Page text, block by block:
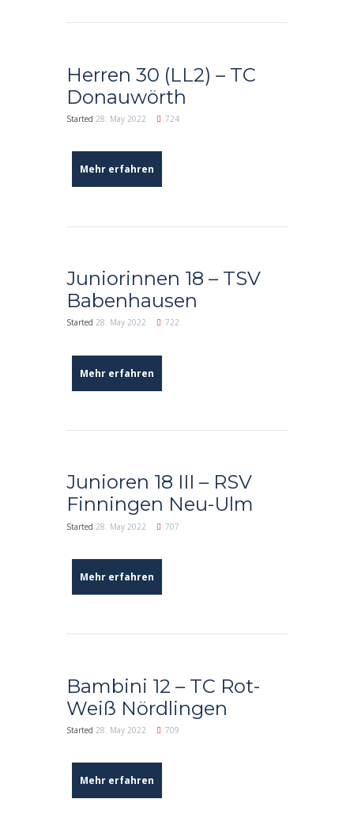
Herren 30 (LL2) – TC
Donauwörth
Started 28. May 2022 724
Mehr erfahren
Juniorinnen 18 – TSV
Babenhausen
Started 28. May 2022 722
Mehr erfahren
Junioren 18 III – RSV
Finningen Neu-Ulm
Started 28. May 2022 707
Mehr erfahren
Bambini 12 – TC Rot-
Weiß Nördlingen
Started 28. May 2022 709
Mehr erfahren